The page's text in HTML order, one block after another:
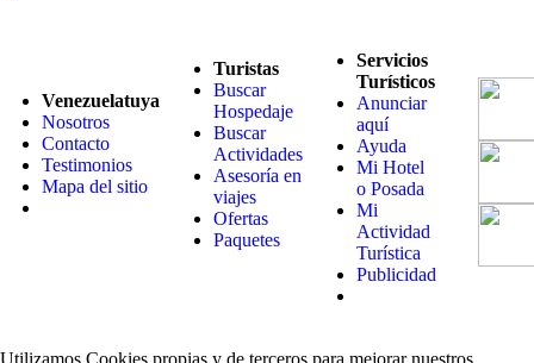
Venezuelatuya
Nosotros
Contacto
Testimonios
Mapa del sitio
Turistas
Buscar
Hospedaje
Buscar
Actividades
Asesoría en
viajes
Ofertas
Paquetes
Servicios
Turísticos
Anunciar
aquí
Ayuda
Mi Hotel
o Posada
Mi
Actividad
Turística
Publicidad
Utilizamos Cookies propias y de terceros para mejorar nuestros